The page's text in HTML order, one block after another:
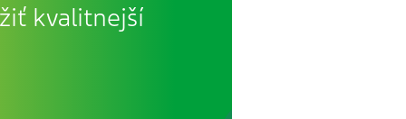
kvalitnejší